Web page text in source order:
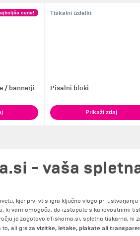
cena!
/ bannerji
Tiskalni izdelki
Pisalni bloki
Prikaži zdaj
- vaša
kjer prvi vtis igra ključno vlogo pri
ki vam omogoča, da izstopate s kakovostnimi
je zagotovo eTiskarna.si, spletna tiskarna, ki
to, ali gre zavizitke, letake, plakate ali